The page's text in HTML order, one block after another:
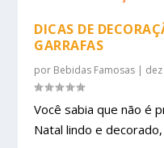
DICAS DE
GARRAFAS
por Bebidas Famosas |
Você sabia que não é
Natal lindo e